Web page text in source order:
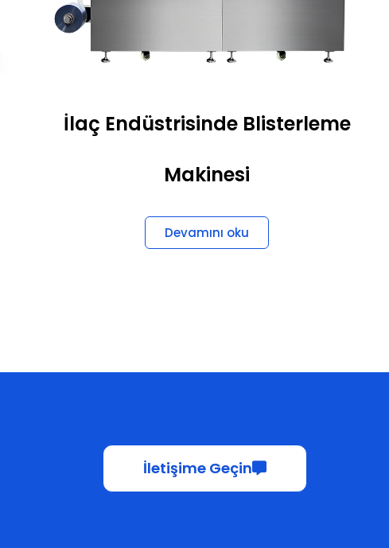
İlaç Endüstrisinde Blisterleme
Makinesi
Devamını oku
İletişime Geçin